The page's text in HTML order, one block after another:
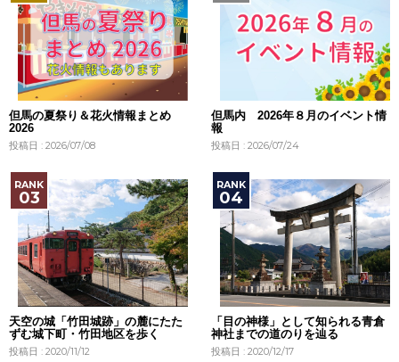
但馬の夏祭り＆花火情報まとめ
2026
投稿日 : 2026/07/08
但馬内 2026年８月のイベント情
報
投稿日 : 2026/07/24
天空の城「竹田城跡」の麓にたた
ずむ城下町・竹田地区を歩く
投稿日 : 2020/11/12
「目の神様」として知られる青倉
神社までの道のりを辿る
投稿日 : 2020/12/17